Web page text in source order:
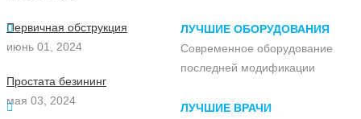
Первичная обструкция
июнь 01, 2024
Простата безининг
мая 03, 2024
ЛУЧШИЕ ОБОРУДОВАНИЯ
Современное оборудование
последней модификации
ЛУЧШИЕ ВРАЧИ